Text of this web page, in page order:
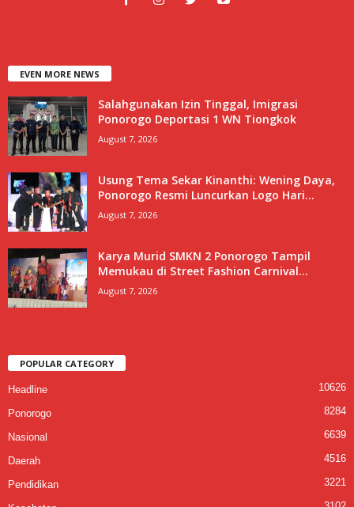
EVEN MORE NEWS
Salahgunakan Izin Tinggal, Imigrasi
Ponorogo Deportasi 1 WN Tiongkok
August 7, 2026
Usung Tema Sekar Kinanthi: Wening Daya,
Ponorogo Resmi Luncurkan Logo Hari...
August 7, 2026
Karya Murid SMKN 2 Ponorogo Tampil
Memukau di Street Fashion Carnival...
August 7, 2026
POPULAR CATEGORY
Headline 10626
Ponorogo 8284
Nasional 6639
Daerah 4516
Pendidikan 3221